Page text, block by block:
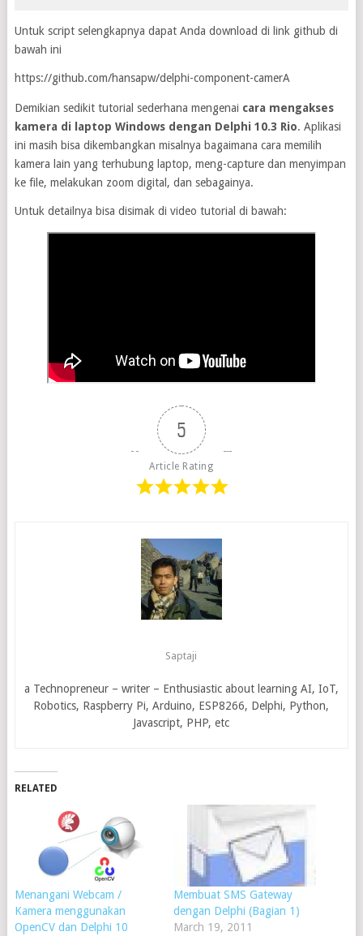
Untuk script selengkapnya dapat Anda download di link github di
bawah ini
https://github.com/hansapw/delphi-component-camerA
Demikian sedikit tutorial sederhana mengenai cara mengakses
kamera di laptop Windows dengan Delphi 10.3 Rio. Aplikasi
ini masih bisa dikembangkan misalnya bagaimana cara memilih
kamera lain yang terhubung laptop, meng-capture dan menyimpan
ke file, melakukan zoom digital, dan sebagainya.
Untuk detailnya bisa disimak di video tutorial di bawah:
5
Article Rating
Saptaji
a Technopreneur – writer – Enthusiastic about learning AI, IoT,
Robotics, Raspberry Pi, Arduino, ESP8266, Delphi, Python,
Javascript, PHP, etc
RELATED
Menangani Webcam /
Kamera menggunakan
OpenCV dan Delphi 10
Membuat SMS Gateway
dengan Delphi (Bagian 1)
March 19, 2011